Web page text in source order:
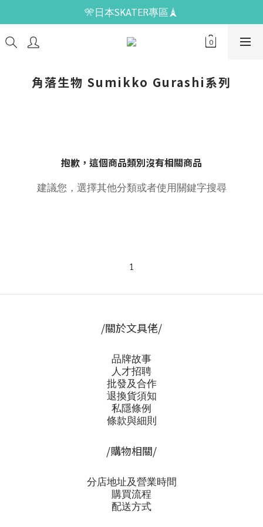
🎌日本SKATER專區🗼
角落生物 Sumikko Gurashi系列
抱歉，這個商品類別沒有相關商品
建議您，選擇其他分類或者使用關鍵字搜尋
1
/關於文具佬/
品牌故事
人才招聘
批發及合作
退換貨須知
私隱條例
條款與細則
/購物相關/
分店地址及營業時間
購買流程
配送方式